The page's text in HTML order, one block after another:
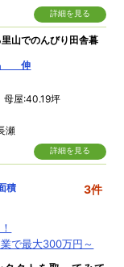
詳細を見る
山でのんびり田舎暮
伸
母屋:40.19坪
瀬
詳細を見る
積 3件
で最大300万円～